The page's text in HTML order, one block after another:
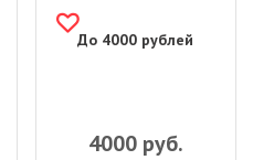
До 4000 рублей
4000руб.